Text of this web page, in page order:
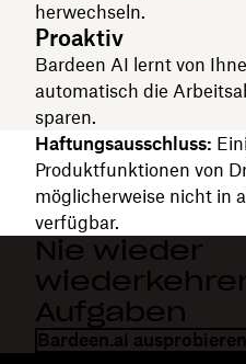
herwechseln.
Proaktiv
Bardeen AI lernt von
automatisch die
sparen.
Haftungsausschluss:
Produktfunktionen von
möglicherweise nicht in
verfügbar.
Nie wieder
Aufgaben
Bardeen.ai ausprobieren